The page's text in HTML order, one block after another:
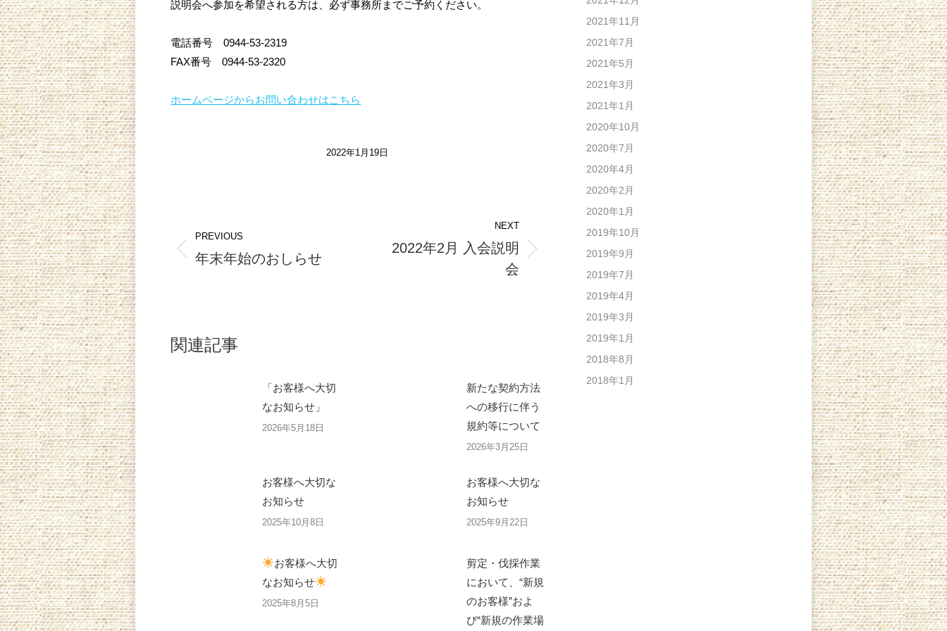
説明会へ参加を希望される方は、必ず事務所までご予約ください。
電話番号 0944-53-2319
FAX番号 0944-53-2320
ホームページからお問い合わせはこちら
2022年1月19日
navigation
PREVIOUS
Previous
年末年始のおしらせ
NEXT
Next
2022年2月 入会説明
会
関連記事
「お客様へ大切
なお知らせ」
2026年5月18日
新たな契約方法
への移行に伴う
規約等について
2026年3月25日
お客様へ大切な
お知らせ
2025年10月8日
お客様へ大切な
お知らせ
2025年9月22日
お客様へ大切
なお知らせ
2025年8月5日
剪定・伐採作業
において、“新規
のお客様”およ
び“新規の作業場
2021年11月
2021年7月
2021年5月
2021年3月
2021年1月
2020年10月
2020年7月
2020年4月
2020年2月
2020年1月
2019年10月
2019年9月
2019年7月
2019年4月
2019年3月
2019年1月
2018年8月
2018年1月